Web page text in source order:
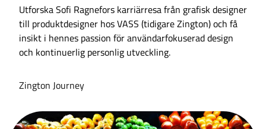
Utforska Sofi Ragnefors karriärresa från grafisk designer
till produktdesigner hos VASS (tidigare Zington) och få
insikt i hennes passion för användarfokuserad design
och kontinuerlig personlig utveckling.
Zington Journey